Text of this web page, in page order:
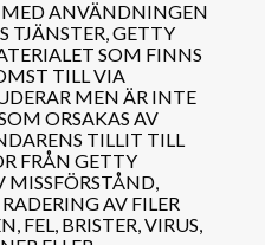
MED ANVÄNDNINGEN
TJÄNSTER, GETTY
SOM FINNS
TILL VIA
MEN ÄR INTE
ORSAKAS AV
TILLIT TILL
FRÅN GETTY
MISSFÖRSTÅND,
AV FILER
FEL, BRISTER, VIRUS,